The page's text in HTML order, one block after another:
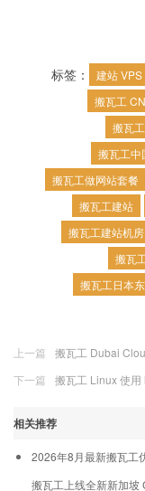
标签： 建站 VPS
搬瓦工
搬瓦
搬瓦工中
搬瓦工做网站套餐
搬瓦工建站
搬瓦工建站机房
搬瓦
搬瓦工日本
上一篇
搬瓦工 Dubai
下一篇
搬瓦工 Linux 使
相关推荐
2026年8月最新搬瓦工
搬瓦工上线全新新加坡